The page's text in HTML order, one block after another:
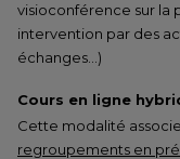
visioconférence sur la
intervention par des
échanges…)
Cours en ligne
Cette modalité
regroupements en